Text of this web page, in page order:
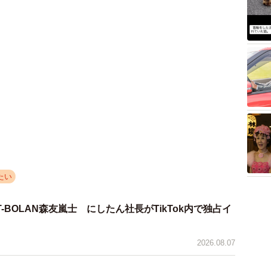
い
BOLAN森友嵐士 にしたん社長がTikTok内で独占イ
2026.08.07